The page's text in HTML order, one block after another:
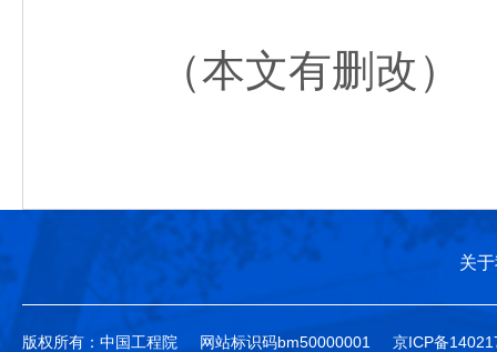
（本文有删改）
关
版权所有：中国工程院 网站标识码bm50000001
京ICP备